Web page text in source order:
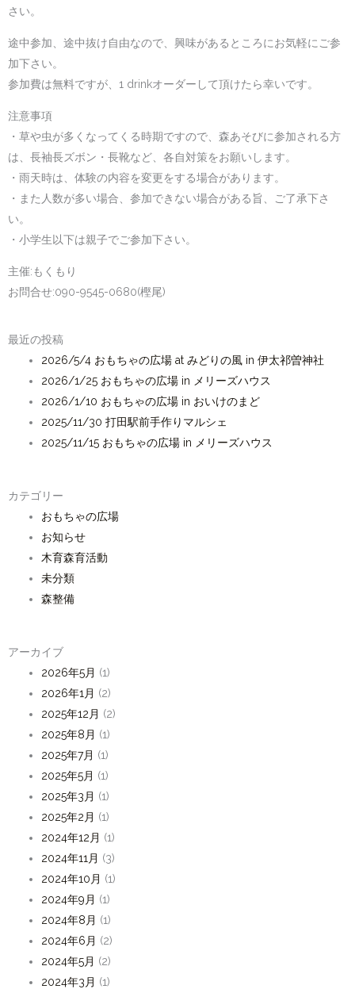
さい。
途中参加、途中抜け自由なので、興味があるところにお気軽にご参
加下さい。
参加費は無料ですが、1 drinkオーダーして頂けたら幸いです。
注意事項
・草や虫が多くなってくる時期ですので、森あそびに参加される方
は、長袖長ズボン・長靴など、各自対策をお願いします。
・雨天時は、体験の内容を変更をする場合があります。
・また人数が多い場合、参加できない場合がある旨、ご了承下さ
い。
・小学生以下は親子でご参加下さい。
主催:もくもり
お問合せ:090-9545-0680(樫尾)
最近の投稿
2026/5/4 おもちゃの広場 at みどりの風 in 伊太祁曽神社
2026/1/25 おもちゃの広場 in メリーズハウス
2026/1/10 おもちゃの広場 in おいけのまど
2025/11/30 打田駅前手作りマルシェ
2025/11/15 おもちゃの広場 in メリーズハウス
カテゴリー
おもちゃの広場
お知らせ
木育森育活動
未分類
森整備
アーカイブ
2026年5月 (1)
2026年1月 (2)
2025年12月 (2)
2025年8月 (1)
2025年7月 (1)
2025年5月 (1)
2025年3月 (1)
2025年2月 (1)
2024年12月 (1)
2024年11月 (3)
2024年10月 (1)
2024年9月 (1)
2024年8月 (1)
2024年6月 (2)
2024年5月 (2)
2024年3月 (1)